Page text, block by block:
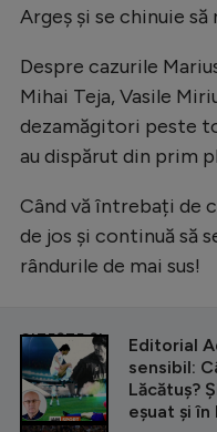
Argeș și se chinuie
Despre cazurile
Mihai Teja, Vasile
dezamăgitori peste
au dispărut din prim
Când vă întrebați de
de jos și continuă să
rândurile de mai sus!
CITEȘTE ȘI
Editorial
sensibil:
Lăcătuș?
eșuat și în